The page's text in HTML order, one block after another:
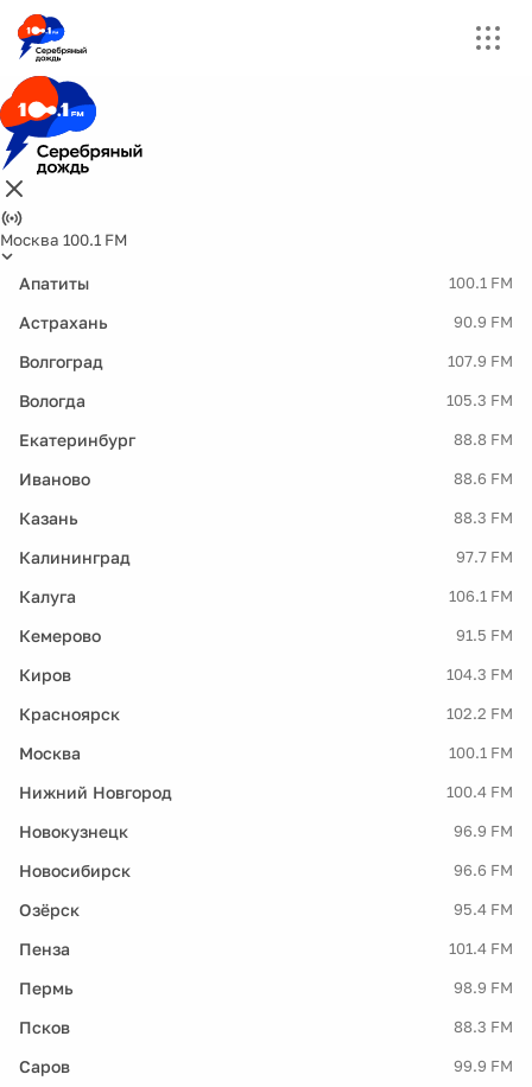
Москва 100.1 FM
Апатиты 100.1 FM
Астрахань 90.9 FM
Волгоград 107.9 FM
Вологда 105.3 FM
Екатеринбург 88.8 FM
Иваново 88.6 FM
Казань 88.3 FM
Калининград 97.7 FM
Калуга 106.1 FM
Кемерово 91.5 FM
Киров 104.3 FM
Красноярск 102.2 FM
Москва 100.1 FM
Нижний Новгород 100.4 FM
Новокузнецк 96.9 FM
Новосибирск 96.6 FM
Озёрск 95.4 FM
Пенза 101.4 FM
Пермь 98.9 FM
Псков 88.3 FM
Саров 99.9 FM